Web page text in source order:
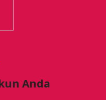
Anda